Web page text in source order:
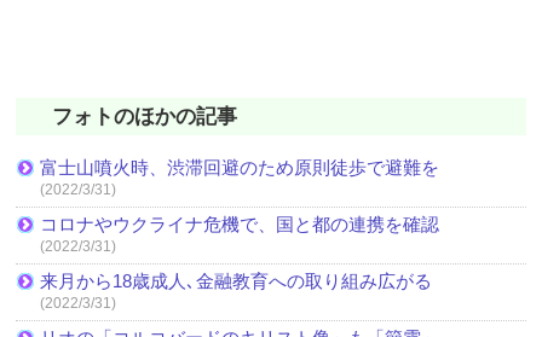
フォトのほかの記事
富士山噴火時、渋滞回避のため原則徒歩で避難を
(2022/3/31)
コロナやウクライナ危機で、国と都の連携を確認
(2022/3/31)
来月から18歳成人､金融教育への取り組み広がる
(2022/3/31)